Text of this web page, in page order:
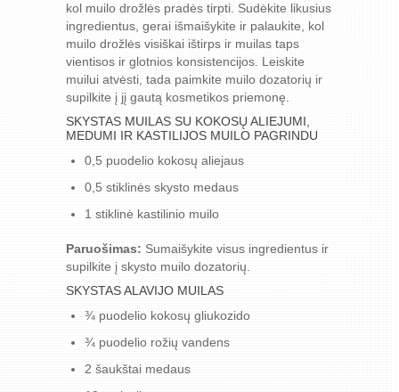
kol muilo drožlės pradės tirpti. Sudėkite likusius
ingredientus, gerai išmaišykite ir palaukite, kol
muilo drožlės visiškai ištirps ir muilas taps
vientisos ir glotnios konsistencijos. Leiskite
muilui atvėsti, tada paimkite muilo dozatorių ir
supilkite į jį gautą kosmetikos priemonę.
SKYSTAS MUILAS SU KOKOSŲ ALIEJUMI,
MEDUMI IR KASTILIJOS MUILO PAGRINDU
0,5 puodelio kokosų aliejaus
0,5 stiklinės skysto medaus
1 stiklinė kastilinio muilo
Paruošimas: Sumaišykite visus ingredientus ir
supilkite į skysto muilo dozatorių.
SKYSTAS ALAVIJO MUILAS
¾ puodelio kokosų gliukozido
¾ puodelio rožių vandens
2 šaukštai medaus